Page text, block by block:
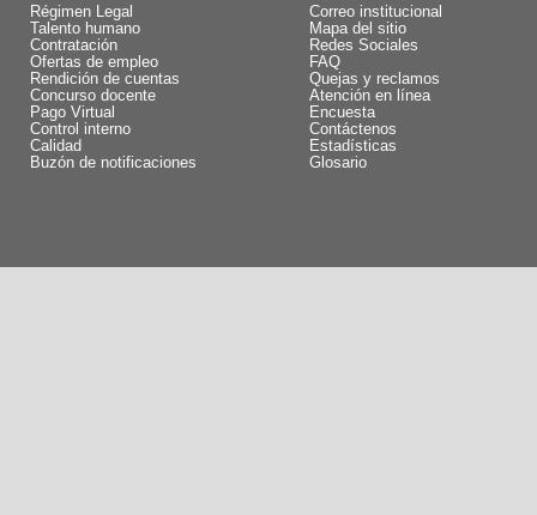
Régimen Legal
Talento humano
Contratación
Ofertas de empleo
Rendición de cuentas
Concurso docente
Pago Virtual
Control interno
Calidad
Buzón de notificaciones
Correo institucional
Mapa del sitio
Redes Sociales
FAQ
Quejas y reclamos
Atención en línea
Encuesta
Contáctenos
Estadísticas
Glosario